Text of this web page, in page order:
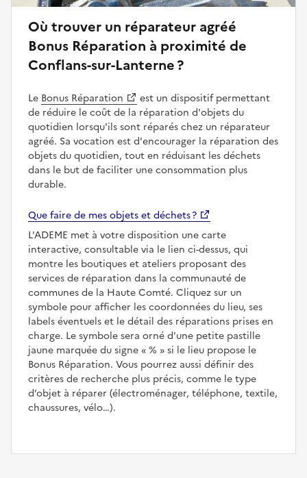
Où trouver un réparateur agréé
Bonus Réparation à proximité de
Conflans-sur-Lanterne ?
Le Bonus Réparation
est un dispositif permettant
de réduire le coût de la réparation d'objets du
quotidien lorsqu'ils sont réparés chez un réparateur
agréé. Sa vocation est d'encourager la réparation des
objets du quotidien, tout en réduisant les déchets
dans le but de faciliter une consommation plus
durable.
Que faire de mes objets et déchets ?
L'ADEME met à votre disposition une carte
interactive, consultable via le lien ci-dessus, qui
montre les boutiques et ateliers proposant des
services de réparation dans la communauté de
communes de la Haute Comté. Cliquez sur un
symbole pour afficher les coordonnées du lieu, ses
labels éventuels et le détail des réparations prises en
charge. Le symbole sera orné d'une petite pastille
jaune marquée du signe
%
si le lieu propose le
Bonus Réparation. Vous pourrez aussi définir des
critères de recherche plus précis, comme le type
d’objet à réparer (électroménager, téléphone, textile,
chaussures, vélo…).